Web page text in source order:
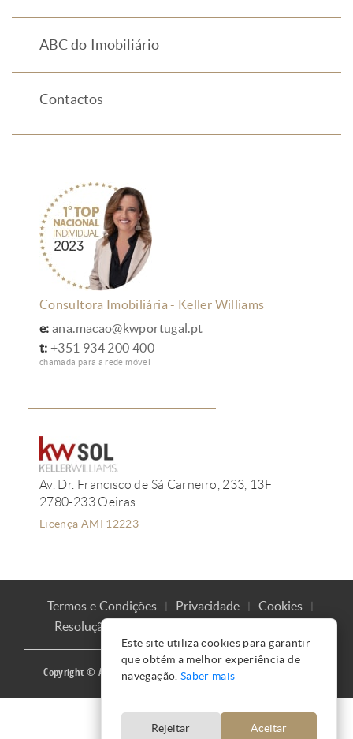
ABC do Imobiliário
Contactos
Consultora Imobiliária - Keller Williams
e: ana.macao@kwportugal.pt
t: +351 934 200 400
chamada para a rede móvel
Av. Dr. Francisco de Sá Carneiro, 233, 13F
2780-233 Oeiras
Licença AMI 12223
Copyright © Ana Mação 2016 |Produzido por
Termos e Condições Privacidade
Cookies
Resolução de Litígios
Este site utiliza cookies para garantir
que obtém a melhor experiência de
navegação. Saber mais
Rejeitar Aceitar